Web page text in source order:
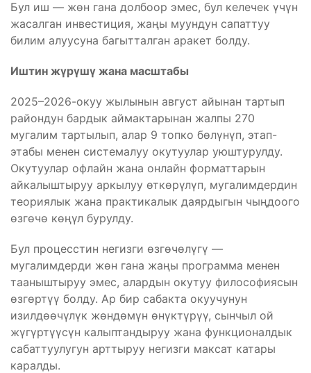
Бул иш — жөн гана долбоор эмес, бул келечек үчүн
жасалган инвестиция, жаңы муундун сапаттуу
билим алуусуна багытталган аракет болду.
Иштин жүрүшү жана масштабы
2025–2026-окуу жылынын август айынан тартып
райондун бардык аймактарынан жалпы 270
мугалим тартылып, алар 9 топко бөлүнүп, этап-
этабы менен системалуу окутуулар уюштурулду.
Окутуулар офлайн жана онлайн форматтарын
айкалыштыруу аркылуу өткөрүлүп, мугалимдердин
теориялык жана практикалык даярдыгын чыңдоого
өзгөчө көңүл бурулду.
Бул процесстин негизги өзгөчөлүгү —
мугалимдерди жөн гана жаңы программа менен
тааныштыруу эмес, алардын окутуу философиясын
өзгөртүү болду. Ар бир сабакта окуучунун
изилдөөчүлүк жөндөмүн өнүктүрүү, сынчыл ой
жүгүртүүсүн калыптандыруу жана функционалдык
сабаттуулугун арттыруу негизги максат катары
каралды.